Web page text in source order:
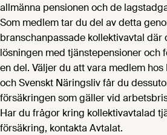
allmänna pensionen och de
Som medlem tar du del av detta
branschanpassade kollektivavtal där
lösningen med tjänstepensioner och
en del. Väljer du att vara medlem
och Svenskt Näringsliv får du
försäkringen som gäller vid
Har du frågor kring kollektivavtalad
försäkring, kontakta Avtalat.